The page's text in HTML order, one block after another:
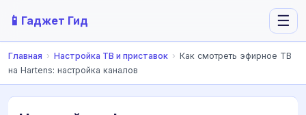
📱 Гаджет Гид ☰
Главная › Настройка ТВ и приставок › Как смотреть эфирное ТВ
на Hartens: настройка каналов